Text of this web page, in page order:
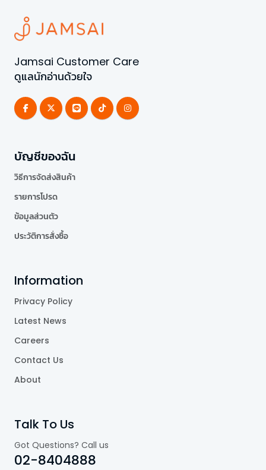
Jamsai Customer Care
ดูแลนักอ่านด้วยใจ
บัญชีของฉัน
วิธีการจัดส่งสินค้า
รายการโปรด
ข้อมูลส่วนตัว
ประวัติการสั่งซื้อ
Information
Privacy Policy
Latest News
Careers
Contact Us
About
Talk To Us
Got Questions? Call us
02-8404888